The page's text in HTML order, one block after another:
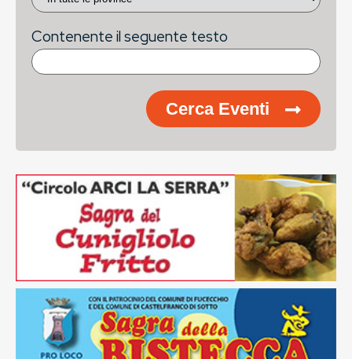
Contenente il seguente testo
Cerca Eventi